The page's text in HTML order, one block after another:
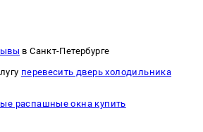
в Санкт-Петербурге
перевесить дверь холодильника
распашные окна купить